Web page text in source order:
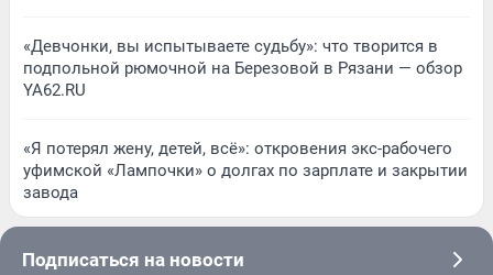
«Девчонки, вы испытываете судьбу»: что творится в
подпольной рюмочной на Березовой в Рязани — обзор
YA62.RU
«Я потерял жену, детей, всё»: откровения экс-рабочего
уфимской «Лампочки» о долгах по зарплате и закрытии
завода
Подписаться на новости